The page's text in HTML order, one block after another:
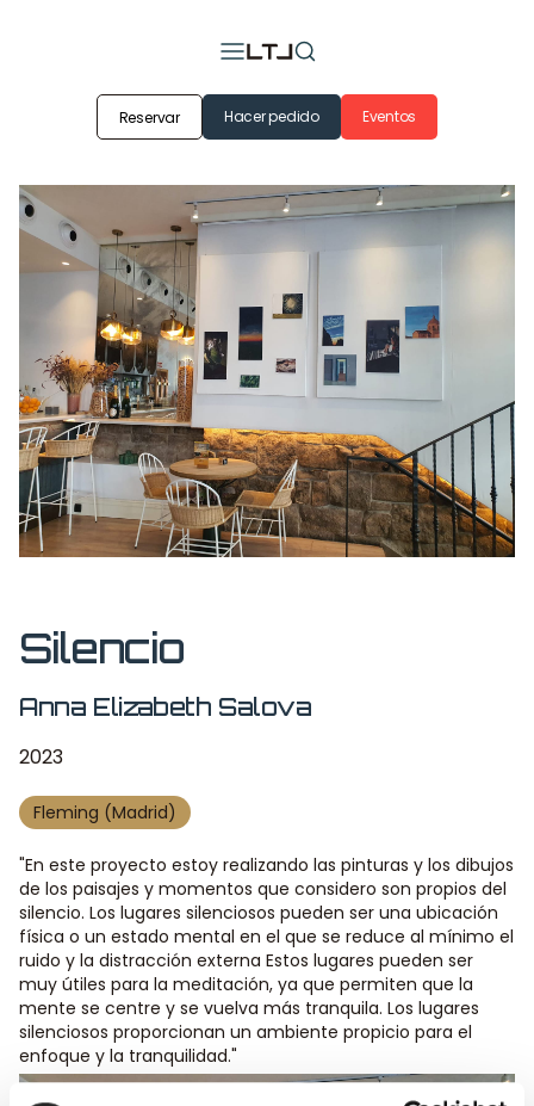
Reservar Hacer pedido Eventos
Silencio
Anna Elizabeth Salova
2023
Fleming (Madrid)
"En este proyecto estoy realizando las pinturas y los dibujos
de los paisajes y momentos que considero son propios del
silencio. Los lugares silenciosos pueden ser una ubicación
física o un estado mental en el que se reduce al mínimo el
ruido y la distracción externa Estos lugares pueden ser
muy útiles para la meditación, ya que permiten que la
mente se centre y se vuelva más tranquila. Los lugares
silenciosos proporcionan un ambiente propicio para el
enfoque y la tranquilidad."